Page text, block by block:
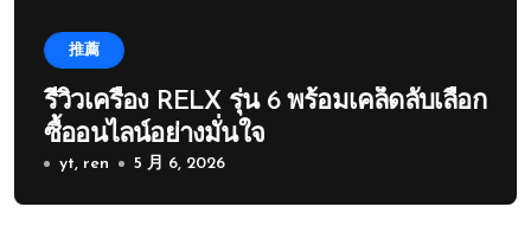
推薦
รีวิวเครื่อง RELX รุ่น 6 พร้อมเคล็ดลับเลือก
ซื้ออนไลน์อย่างมั่นใจ
yt, ren 5 月 6, 2026